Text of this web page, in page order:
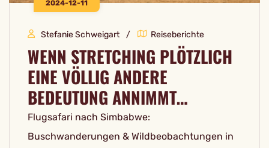
2024-12-11
Stefanie Schweigart Reiseberichte
WENN STRETCHING PLÖTZLICH
EINE VÖLLIG ANDERE
BEDEUTUNG ANNIMMT…
Flugsafari nach Simbabwe:
Buschwanderungen & Wildbeobachtungen in